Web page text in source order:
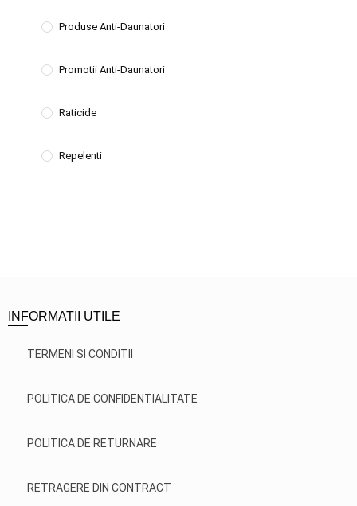
Produse Anti-Daunatori
Promotii Anti-Daunatori
Raticide
Repelenti
INFORMATII UTILE
TERMENI SI CONDITII
POLITICA DE CONFIDENTIALITATE
POLITICA DE RETURNARE
RETRAGERE DIN CONTRACT